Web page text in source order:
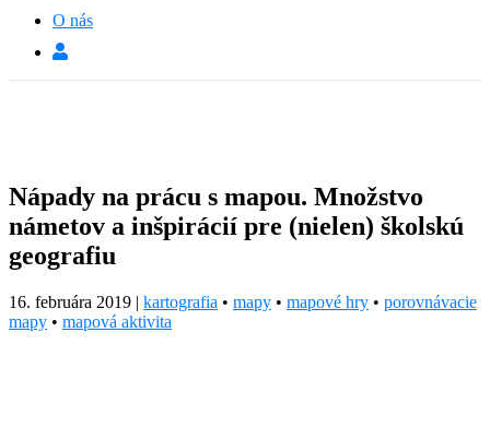
O nás
Nápady na prácu s mapou. Množstvo
námetov a inšpirácií pre (nielen) školskú
geografiu
16. februára 2019 | kartografia • mapy • mapové hry • porovnávacie
mapy • mapová aktivita